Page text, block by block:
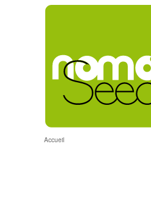
Accueil